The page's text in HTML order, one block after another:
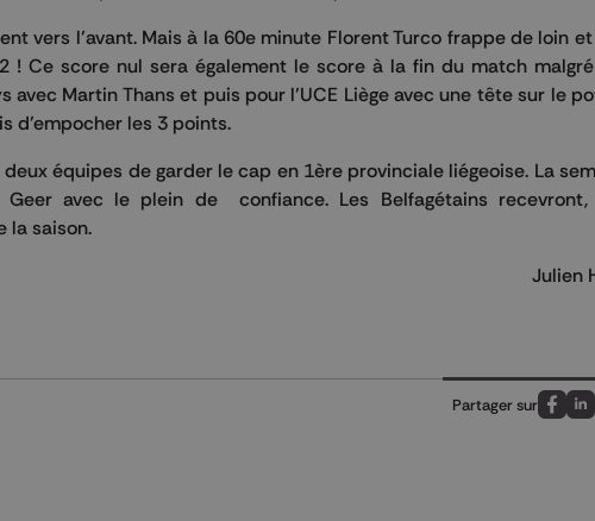
vers l’avant. Mais à la 60e minute Florent Turco frappe de loin
! Ce score nul sera également le score à la fin du match
Martin Thans et puis pour l’UCE Liège avec une tête sur le
d’empocher les 3 points.
équipes de garder le cap en 1ère provinciale liégeoise. La
avec le plein de confiance. Les Belfagétains recevront,
la saison.
Julien
Partager sur